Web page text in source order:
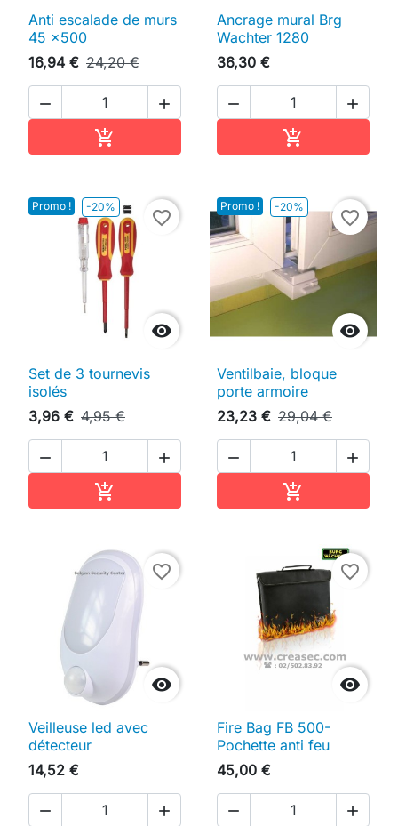
Anti escalade de murs
45 x500
16,94 € 24,20 €
 

Ancrage mural Brg
Wachter 1280
36,30 €
 

Promo ! -20%

favorite_border
Set de 3 tournevis
isolés
3,96 € 4,95 €
 

Promo ! -20%

favorite_border
Ventilbaie, bloque
porte armoire
23,23 € 29,04 €
 


favorite_border
Veilleuse led avec
détecteur
14,52 €
 

favorite_border
Fire Bag FB 500-
Pochette anti feu
45,00 €
 